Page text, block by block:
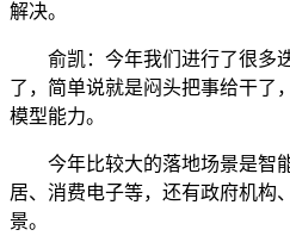
解决。
俞凯：今年我们进行了很多
了，简单说就是闷头把事给干了
模型能力。
今年比较大的落地场景是智
居、消费电子等，还有政府机构
景。